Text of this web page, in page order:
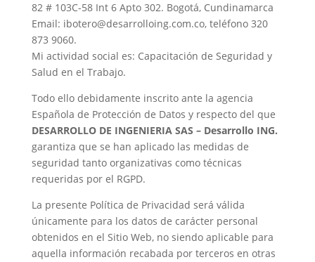
82 # 103C-58 Int 6 Apto 302. Bogotá, Cundinamarca
Email: ibotero@desarrolloing.com.co, teléfono 320
873 9060.
Mi actividad social es: Capacitación de Seguridad y
Salud en el Trabajo.
Todo ello debidamente inscrito ante la agencia
Española de Protección de Datos y respecto del que
DESARROLLO DE INGENIERIA SAS – Desarrollo ING.
garantiza que se han aplicado las medidas de
seguridad tanto organizativas como técnicas
requeridas por el RGPD.
La presente Política de Privacidad será válida
únicamente para los datos de carácter personal
obtenidos en el Sitio Web, no siendo aplicable para
aquella información recabada por terceros en otras